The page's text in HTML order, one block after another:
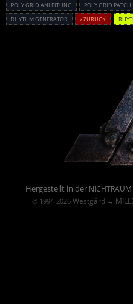
POLY GRID ANLEITUNG
POLY GRID PATCH
RHYTHM GENERATOR
« ZURÜCK
Hergestellt in der
© 1994-2026 Westgård→